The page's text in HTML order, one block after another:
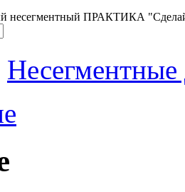
несегментный ПРАКТИКА
Несегментные